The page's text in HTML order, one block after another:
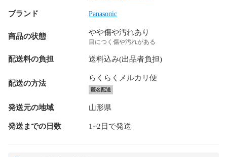
ブランド Panasonic
商品の状態 やや傷や汚れあり
目につく傷や汚れがある
配送料の負担 送料込み(出品者負担)
配送の方法
らくらくメルカリ便
匿名配送
発送元の地域 山形県
発送までの日数 1~2日で発送